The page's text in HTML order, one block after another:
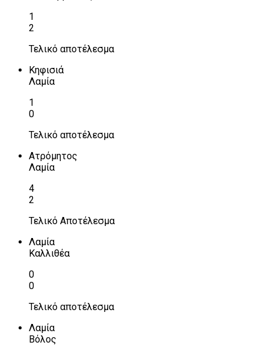
1
2
Τελικό αποτέλεσμα
Κηφισιά
Λαμία
1
0
Τελικό αποτέλεσμα
Ατρόμητος
Λαμία
4
2
Τελικό Αποτέλεσμα
Λαμία
Καλλιθέα
0
0
Τελικό αποτέλεσμα
Λαμία
Βόλος